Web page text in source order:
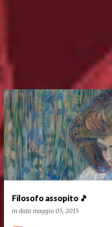
Filosofo assopito 🎵
in data maggio 05, 2015